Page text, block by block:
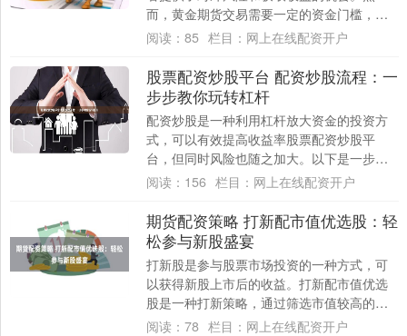
而，黄金期货交易需要一定的资金门槛，这
可能会限制小额投资者的参与。 * **手续简
阅读： 85 栏目： 网上在线配资开户
股票配资炒股平台 配资炒股流程：一
步步教你玩转杠杆
配资炒股是一种利用杠杆放大资金的投资方
式，可以有效提高收益率股票配资炒股平
台，但同时风险也随之加大。以下是一步步
教你玩转配资炒股的流程： 金股配资网拥有
阅读： 156 栏目： 网上在线配资开户
期货配资策略 打新配市值优选股：轻
松参与新股盛宴
打新股是参与股票市场投资的一种方式，可
以获得新股上市后的收益。打新配市值优选
股是一种打新策略，通过筛选市值较高的优
质股票，提高打新中签率。 此外，深圳股票
阅读： 78 栏目： 网上在线配资开户